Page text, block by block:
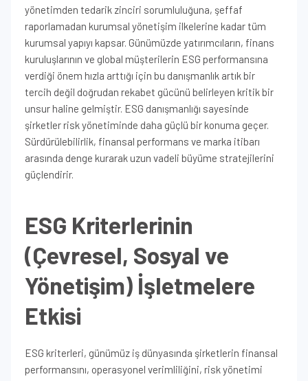
yönetimden tedarik zinciri sorumluluğuna, şeffaf
raporlamadan kurumsal yönetişim ilkelerine kadar tüm
kurumsal yapıyı kapsar. Günümüzde yatırımcıların, finans
kuruluşlarının ve global müşterilerin ESG performansına
verdiği önem hızla arttığı için bu danışmanlık artık bir
tercih değil doğrudan rekabet gücünü belirleyen kritik bir
unsur haline gelmiştir. ESG danışmanlığı sayesinde
şirketler risk yönetiminde daha güçlü bir konuma geçer.
Sürdürülebilirlik, finansal performans ve marka itibarı
arasında denge kurarak uzun vadeli büyüme stratejilerini
güçlendirir.
ESG Kriterlerinin
(Çevresel, Sosyal ve
Yönetişim) İşletmelere
Etkisi
ESG kriterleri, günümüz iş dünyasında şirketlerin finansal
performansını, operasyonel verimliliğini, risk yönetimi